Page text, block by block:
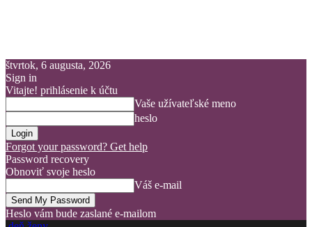
štvrtok, 6 augusta, 2026
Sign in
Vitajte! prihlásenie k účtu
Vaše užívateľské meno
heslo
Forgot your password? Get help
Password recovery
Obnoviť svoje heslo
Váš e-mail
Heslo vám bude zaslané e-mailom